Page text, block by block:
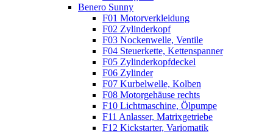
Benero Sunny
F01 Motorverkleidung
F02 Zylinderkopf
F03 Nockenwelle, Ventile
F04 Steuerkette, Kettenspanner
F05 Zylinderkopfdeckel
F06 Zylinder
F07 Kurbelwelle, Kolben
F08 Motorgehäuse rechts
F10 Lichtmaschine, Ölpumpe
F11 Anlasser, Matrixgetriebe
F12 Kickstarter, Variomatik